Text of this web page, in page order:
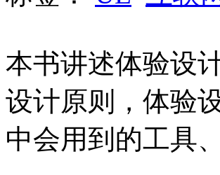
本书讲述体验设
设计原则，体验
中会用到的工具